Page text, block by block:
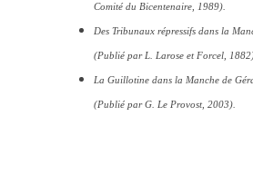
Comité du Bicentenaire, 1989).
Des Tribunaux répressifs dans la
(Publié par L. Larose et Forcel,
La Guillotine dans la Manche de
(Publié par G. Le Provost, 2003).